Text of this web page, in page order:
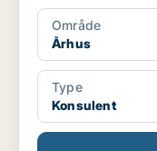
Område
Århus
Type
Konsulent